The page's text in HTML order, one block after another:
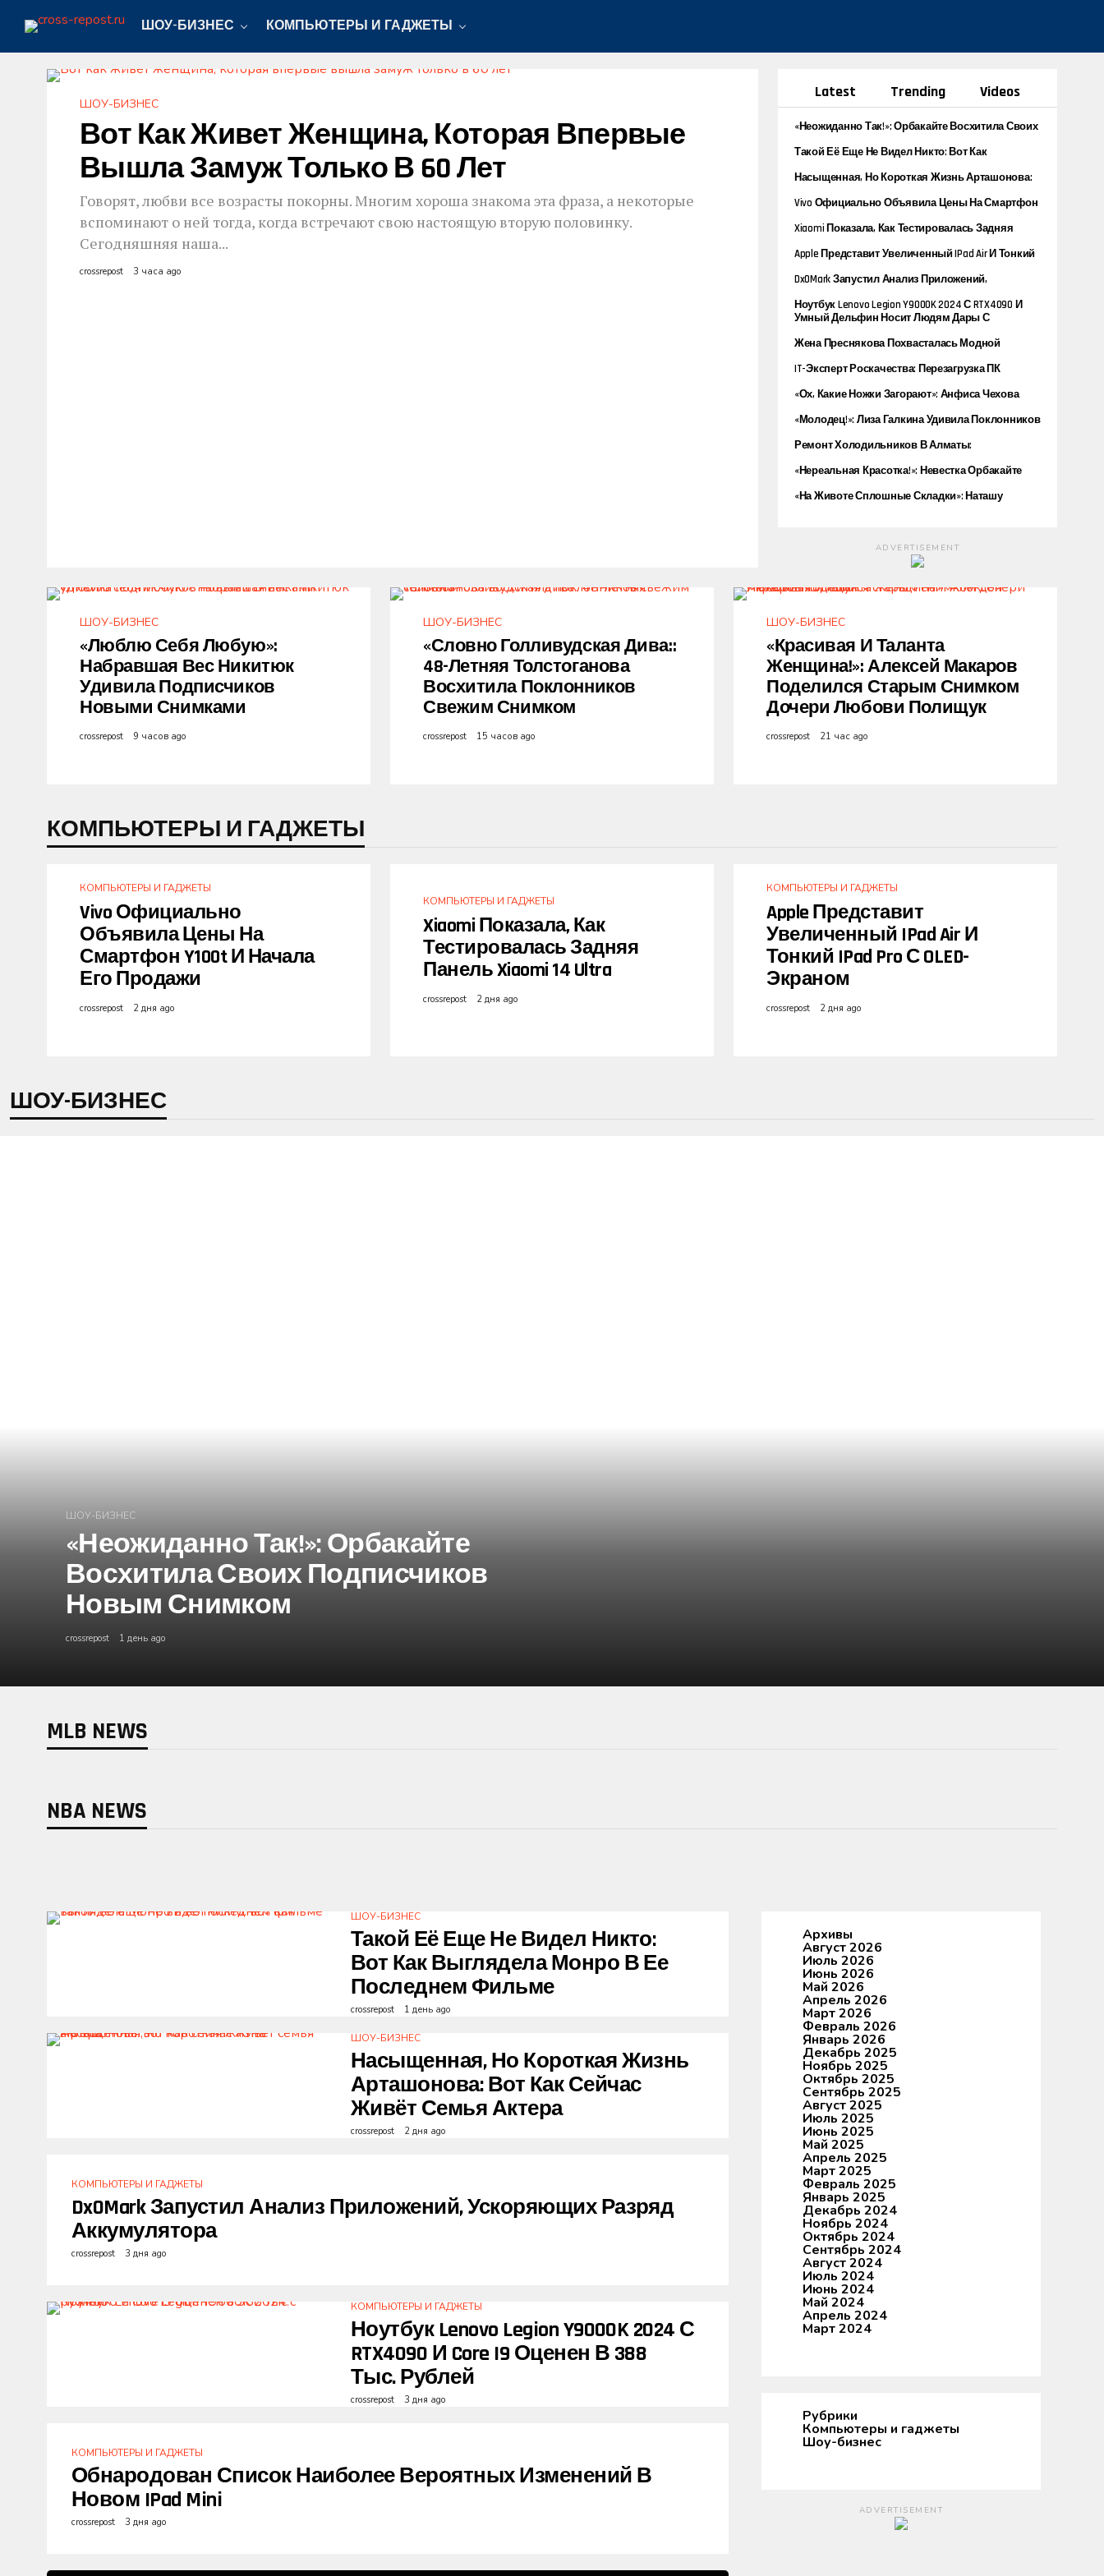
ШОУ-БИЗНЕС КОМПЬЮТЕРЫ И ГАДЖЕТЫ
ШОУ-БИЗНЕС
Вот Как Живет Женщина, Которая Впервые
Вышла Замуж Только В 60 Лет
Говорят, любви все возрасты покорны. Многим хороша знакома эта фраза, а некоторые
вспоминают о ней тогда, когда встречают свою настоящую вторую половинку.
Сегодняшняя наша...
crossrepost 3 часа ago
ШОУ-БИЗНЕС
«Люблю Себя Любую»:
Набравшая Вес Никитюк
Удивила Подписчиков
Новыми Снимками
crossrepost 9 часов ago
ШОУ-БИЗНЕС
«Словно Голливудская Дива::
48-Летняя Толстоганова
Восхитила Поклонников
Свежим Снимком
crossrepost 15 часов ago
ШОУ-БИЗНЕС
«Красивая И Таланта
Женщина!»: Алексей Макаров
Поделился Старым Снимком
Дочери Любови Полищук
crossrepost 21 час ago
Latest Trending Videos
«Неожиданно Так!»: Орбакайте Восхитила Своих
Такой Её Еще Не Видел Никто: Вот Как
Насыщенная, Но Короткая Жизнь Арташонова:
Vivo Официально Объявила Цены На Смартфон
Xiaomi Показала, Как Тестировалась Задняя
Apple Представит Увеличенный IPad Air И Тонкий
DxOMark Запустил Анализ Приложений,
Ноутбук Lenovo Legion Y9000K 2024 С RTX4090 И
Core I9 Оценен В 388 Тыс. Рублей
Умный Дельфин Носит Людям Дары С
Жена Преснякова Похвасталась Модной
Поклонников
IT-Эксперт Роскачества: Перезагрузка ПК
«Ох, Какие Ножки Загорают»: Анфиса Чехова
«Молодец!»: Лиза Галкина Удивила Поклонников
Ремонт Холодильников В Алматы:
Охлаждения
«Нереальная Красотка!»: Невестка Орбакайте
«На Животе Сплошные Складки»: Наташу
ADVERTISEMENT
КОМПЬЮТЕРЫ И ГАДЖЕТЫ
КОМПЬЮТЕРЫ И ГАДЖЕТЫ
Vivo Официально
Объявила Цены На
Смартфон Y100t И Начала
Его Продажи
crossrepost 2 дня ago
КОМПЬЮТЕРЫ И ГАДЖЕТЫ
Xiaomi Показала, Как
Тестировалась Задняя
Панель Xiaomi 14 Ultra
crossrepost 2 дня ago
КОМПЬЮТЕРЫ И ГАДЖЕТЫ
Apple Представит
Увеличенный IPad Air И
Тонкий IPad Pro С OLED-
Экраном
crossrepost 2 дня ago
ШОУ-БИЗНЕС
ШОУ-БИЗНЕС
«Неожиданно Так!»: Орбакайте
Восхитила Своих Подписчиков
Новым Снимком
crossrepost 1 день ago
MLB NEWS
NBA NEWS
ШОУ-БИЗНЕС
Такой Её Еще Не Видел Никто:
Вот Как Выглядела Монро В Ее
Последнем Фильме
crossrepost 1 день ago
ШОУ-БИЗНЕС
Насыщенная, Но Короткая Жизнь
Арташонова: Вот Как Сейчас
Живёт Семья Актера
crossrepost 2 дня ago
КОМПЬЮТЕРЫ И ГАДЖЕТЫ
DxOMark Запустил Анализ Приложений, Ускоряющих Разряд
Аккумулятора
crossrepost 3 дня ago
КОМПЬЮТЕРЫ И ГАДЖЕТЫ
Ноутбук Lenovo Legion Y9000K 2024 С
RTX4090 И Core I9 Оценен В 388
Тыс. Рублей
crossrepost 3 дня ago
КОМПЬЮТЕРЫ И ГАДЖЕТЫ
Обнародован Список Наиболее Вероятных Изменений В
Новом IPad Mini
crossrepost 3 дня ago
Архивы
Август 2026
Июль 2026
Июнь 2026
Май 2026
Апрель 2026
Март 2026
Февраль 2026
Январь 2026
Декабрь 2025
Ноябрь 2025
Октябрь 2025
Сентябрь 2025
Август 2025
Июль 2025
Июнь 2025
Май 2025
Апрель 2025
Март 2025
Февраль 2025
Январь 2025
Декабрь 2024
Ноябрь 2024
Октябрь 2024
Сентябрь 2024
Август 2024
Июль 2024
Июнь 2024
Май 2024
Апрель 2024
Март 2024
Рубрики
Компьютеры и гаджеты
Шоу-бизнес
ADVERTISEMENT